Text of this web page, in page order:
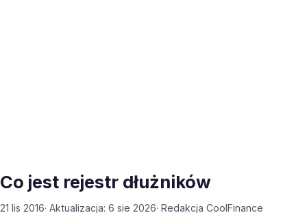
Co jest rejestr dłużników
21 lis 2016· Aktualizacja: 6 sie 2026· Redakcja CoolFinance